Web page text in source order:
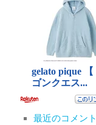
最近のコメント